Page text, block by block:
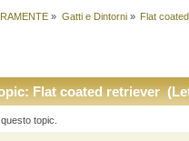
» Gatti e Dintorni» Flat
Flat coated retriever
topic.